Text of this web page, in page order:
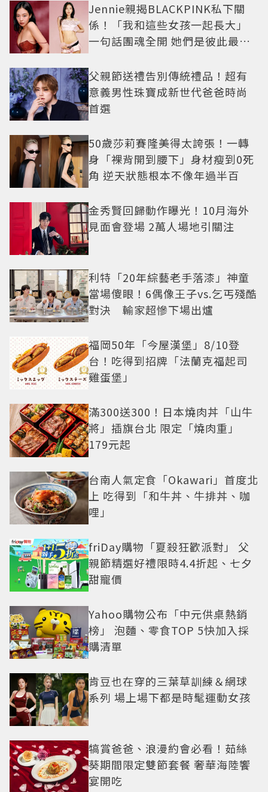
Jennie親揭BLACKPINK私下關
係！「我和這些女孩一起長大」
一句話團魂全開 她們是彼此最強
父親節送禮告別傳統禮品！超有
意義男性珠寶成新世代爸爸時尚
首選
50歲莎莉賽隆美得太誇張！一轉
身「裸背開到腰下」身材瘦到0死
角 逆天狀態根本不像年過半百
金秀賢回歸動作曝光！10月海外
見面會登場 2萬人場地引關注
利特「20年綜藝老手落漆」神童
當場傻眼！6偶像王子vs.乞丐殘酷
對決 輸家超慘下場出爐
福岡50年「今屋漢堡」8/10登
台！吃得到招牌「法蘭克福起司
雞蛋堡」
滿300送300！日本燒肉丼「山牛
將」插旗台北 限定「燒肉重」
179元起
台南人氣定食「Okawari」首度北
上 吃得到「和牛丼、牛排丼、咖
哩」
friDay購物「夏殺狂歡派對」 父
親節精選好禮限時4.4折起、七夕
甜寵價
Yahoo購物公布「中元供桌熱銷
榜」 泡麵、零食TOP 5快加入採
購清單
肯豆也在穿的三葉草訓練＆網球
系列 場上場下都是時髦運動女孩
犒賞爸爸、浪漫約會必看！茹絲
葵期間限定雙節套餐 奢華海陸饗
宴開吃